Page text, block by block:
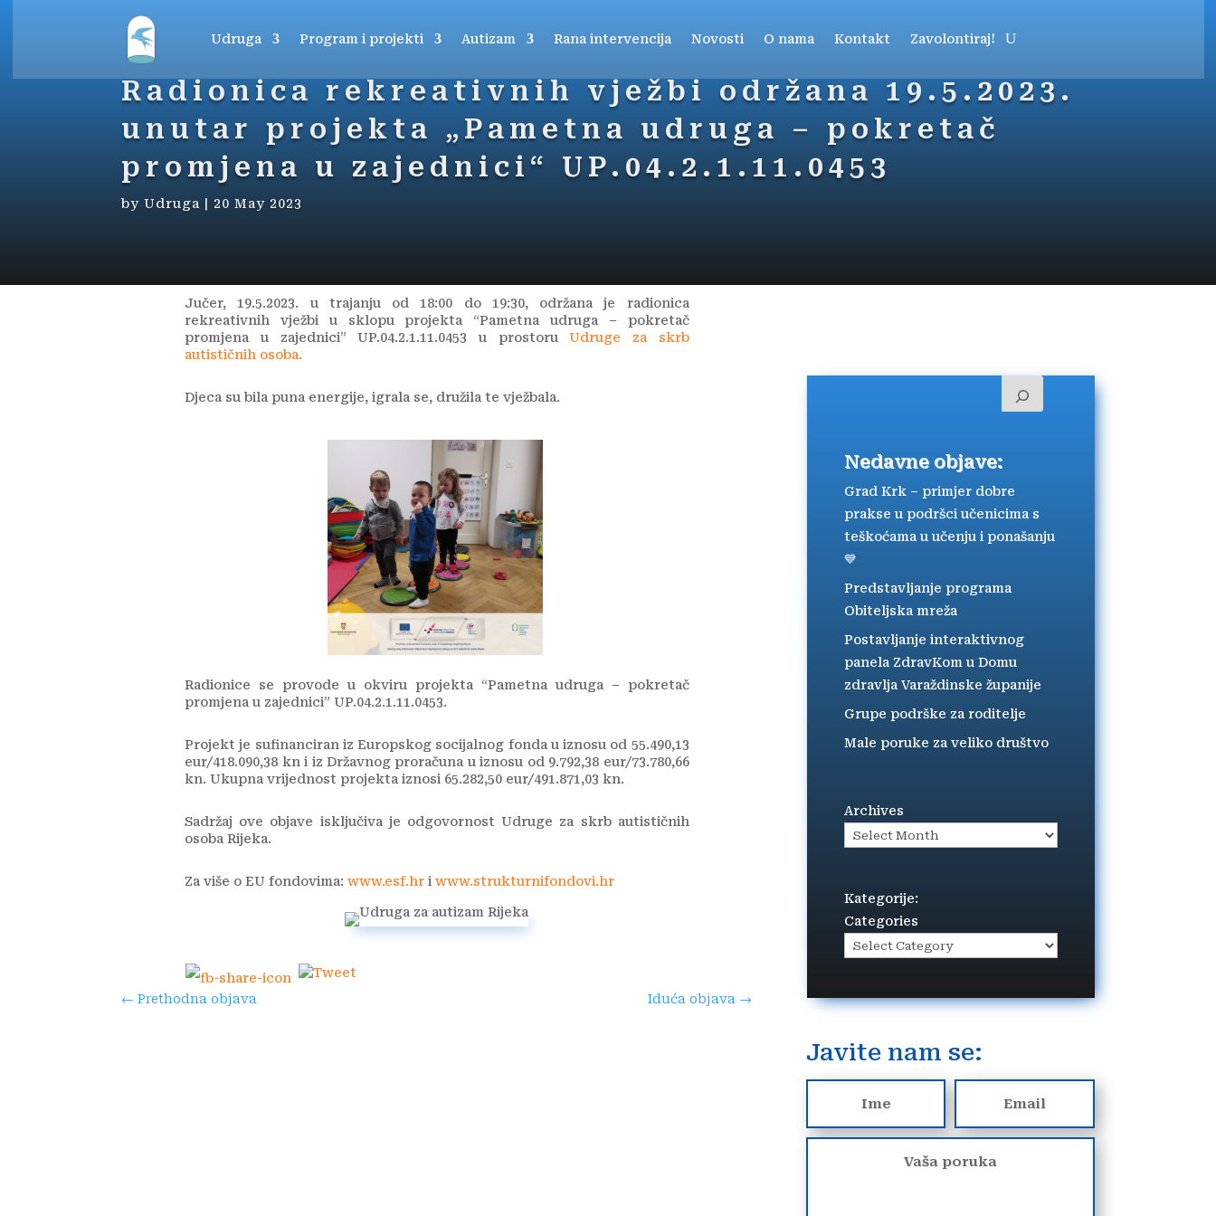
Udruga Program i projekti Autizam Rana intervencija Novosti O nama Kontakt Zavolontiraj!
Radionica rekreativnih vježbi održana 19.5.2023.
unutar projekta „Pametna udruga – pokretač
promjena u zajednici“ UP.04.2.1.11.0453
byUdruga 20 May 2023
Jučer, 19.5.2023. u trajanju od 18:00 do 19:30, održana je radionica
rekreativnih vježbi u sklopu projekta “Pametna udruga – pokretač
promjena u zajednici” UP.04.2.1.11.0453 u prostoruUdruge za skrb
autističnih osoba.
Djeca su bila puna energije, igrala se, družila te vježbala.
Radionice se provode u okviru projekta “Pametna udruga – pokretač
promjena u zajednici” UP.04.2.1.11.0453.
Projekt je sufinanciran iz Europskog socijalnog fonda u iznosu od 55.490,13
eur/418.090,38 kn i iz Državnog proračuna u iznosu od 9.792,38 eur/73.780,66
kn. Ukupna vrijednost projekta iznosi 65.282,50 eur/491.871,03 kn.
Sadržaj ove objave isključiva je odgovornost Udruge za skrb autističnih
osoba Rijeka.
Za više o EU fondovima:www.esf.hr iwww.strukturnifondovi.hr
←Prethodna objava Iduća objava →
Nedavne objave:
Grad Krk – primjer dobre
prakse u podršci učenicima s
teškoćama u učenju i ponašanju
💙
Predstavljanje programa
Obiteljska mreža
Postavljanje interaktivnog
panela ZdravKom u Domu
zdravlja Varaždinske županije
Grupe podrške za roditelje
Male poruke za veliko društvo
Archives
Kategorije:
Categories
Javite nam se: